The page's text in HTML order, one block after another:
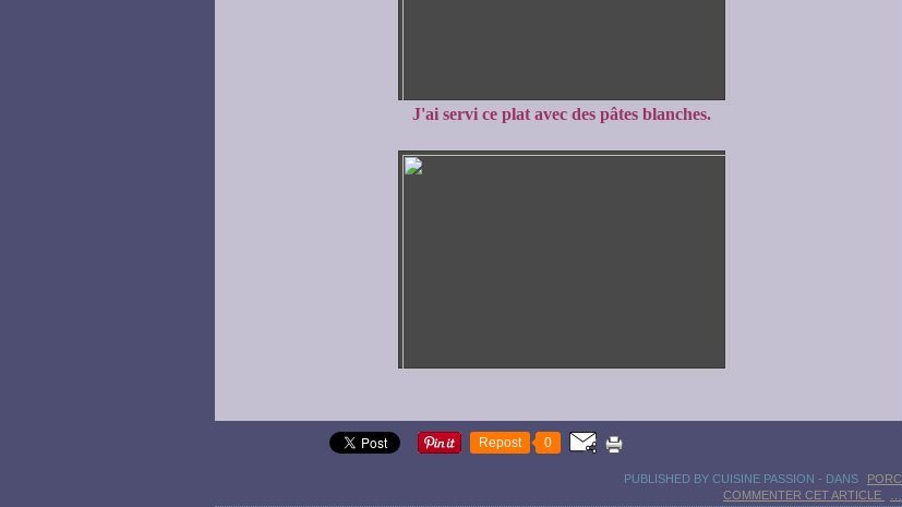
J'ai servi ce plat avec des pâtes blanches.
Repost 0
PUBLISHED BY CUISINE PASSION - DANS
PORC
COMMENTER CET ARTICLE